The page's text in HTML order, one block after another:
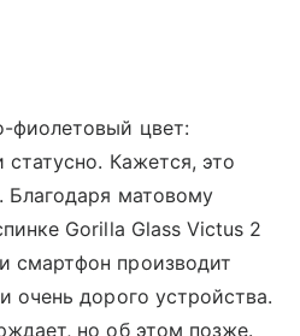
фиолетовый цвет:
статусно. Кажется, это
Благодаря матовому
Gorilla Glass Victus 2
смартфон производит
очень дорого устройства.
но об этом позже.